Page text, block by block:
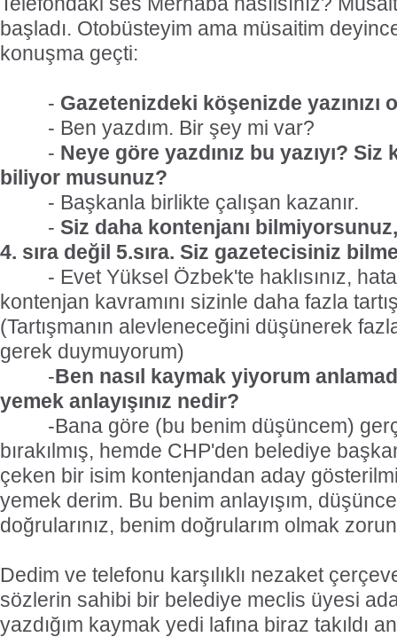
başladı. Otobüsteyim ama müsaitim
konuşma geçti:
- Gazetenizdeki köşenizde yazınızı
- Ben yazdım. Bir şey mi var?
- Neye göre yazdınız bu yazıyı? Siz
biliyor musunuz?
- Başkanla birlikte çalışan kazanır.
- Siz daha kontenjanı
4. sıra değil 5.sıra. Siz gazetecisiniz
- Evet Yüksel Özbek'te haklısınız,
kontenjan kavramını sizinle daha fazla
(Tartışmanın alevleneceğini düşünerek
gerek duymuyorum)
-Ben nasıl kaymak yiyorum
yemek anlayışınız nedir?
-Bana göre (bu benim düşüncem)
bırakılmış, hemde CHP'den belediye
çeken bir isim kontenjandan aday
yemek derim. Bu benim anlayışım,
doğrularınız, benim doğrularım olmak
Dedim ve telefonu karşılıklı nezaket
sözlerin sahibi bir belediye meclis üyesi
yazdığım kaymak yedi lafına biraz takıldı